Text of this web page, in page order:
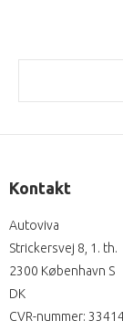
Kontakt
Autoviva
Strickersvej 8, 1. th.
2300 København S
DK
CVR-nummer: